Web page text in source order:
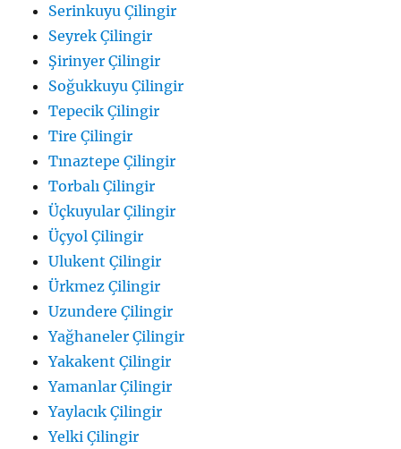
Serinkuyu Çilingir
Seyrek Çilingir
Şirinyer Çilingir
Soğukkuyu Çilingir
Tepecik Çilingir
Tire Çilingir
Tınaztepe Çilingir
Torbalı Çilingir
Üçkuyular Çilingir
Üçyol Çilingir
Ulukent Çilingir
Ürkmez Çilingir
Uzundere Çilingir
Yağhaneler Çilingir
Yakakent Çilingir
Yamanlar Çilingir
Yaylacık Çilingir
Yelki Çilingir